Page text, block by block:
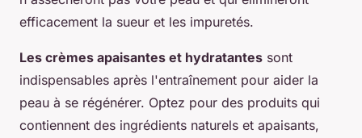
efficacement la sueur et les impuretés.
Les crèmes apaisantes et hydratantes sont
indispensables après l'entraînement pour aider la
peau à se régénérer. Optez pour des produits qui
contiennent des ingrédients naturels et apaisants,